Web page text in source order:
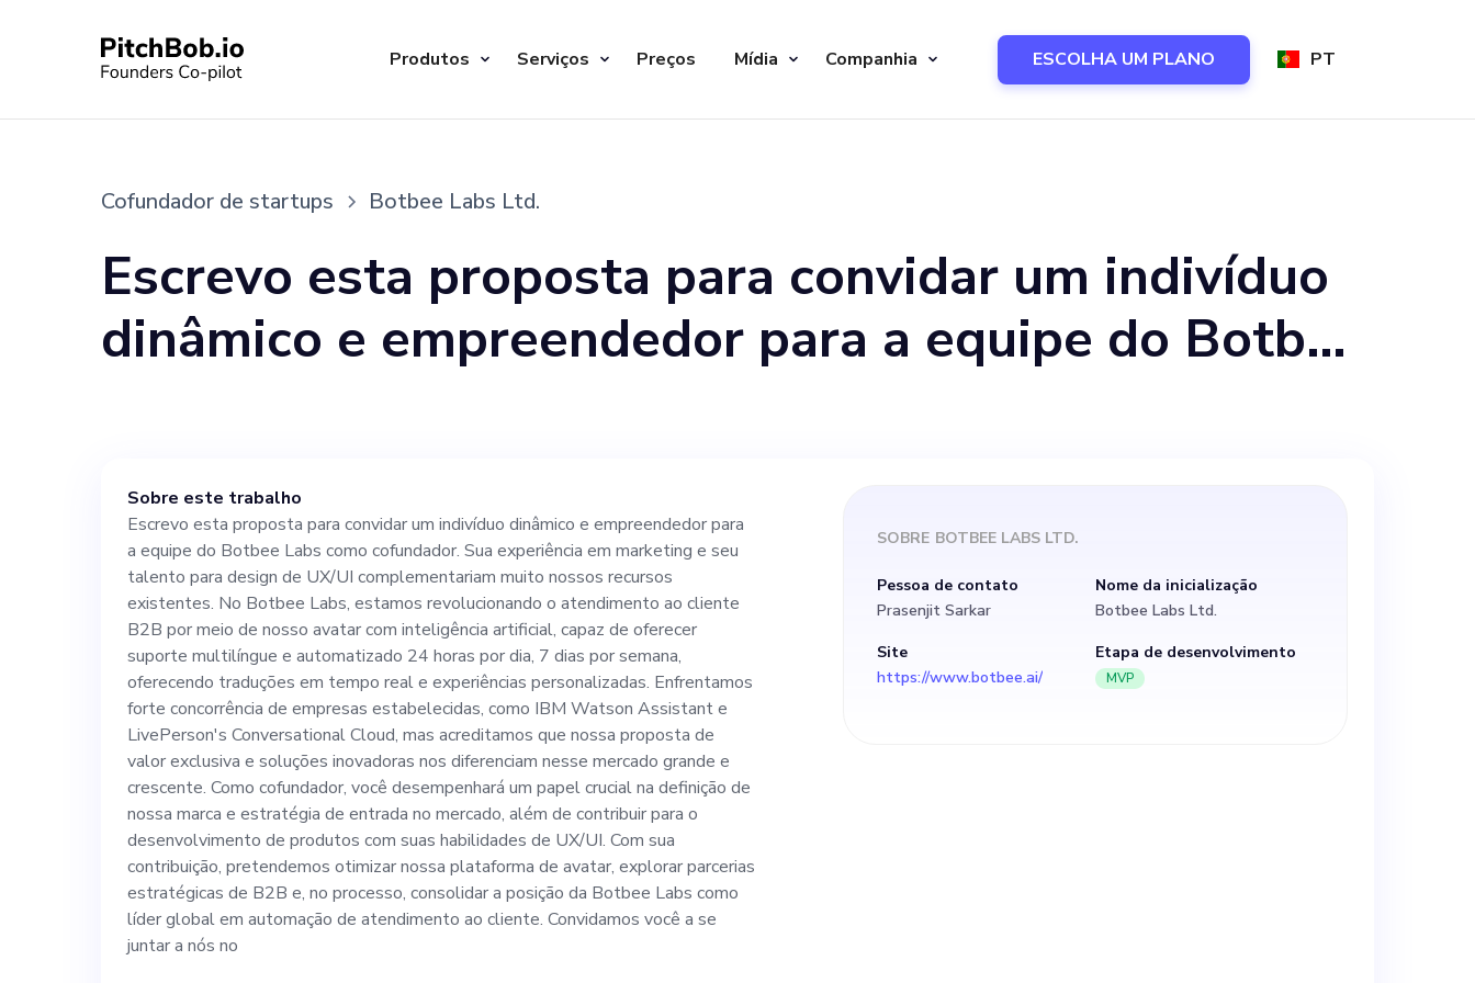
Produtos Serviços Preços Mídia Companhia ESCOLHA UM PLANO PT
Cofundador de startups Botbee Labs Ltd.
Escrevo esta proposta para convidar um indivíduo
dinâmico e empreendedor para a equipe do Botbee
complementariam muito nossos recursos
existentes. No Botbee Labs, estamos
revolucionando o atendimento ao cliente B2B por
meio de nosso avatar com inteligência artificial,
capaz de oferecer suporte multilíngue e
automatizado 24 horas por dia, 7 dias por semana,
oferecendo traduções em tempo real e
experiências personalizadas. Enfrentamos forte
Sobre este trabalho
Escrevo esta proposta para convidar um indivíduo dinâmico e empreendedor para
a equipe do Botbee Labs como cofundador. Sua experiência em marketing e seu
talento para design de UX/UI complementariam muito nossos recursos
existentes. No Botbee Labs, estamos revolucionando o atendimento ao cliente
B2B por meio de nosso avatar com inteligência artificial, capaz de oferecer
suporte multilíngue e automatizado 24 horas por dia, 7 dias por semana,
oferecendo traduções em tempo real e experiências personalizadas. Enfrentamos
forte concorrência de empresas estabelecidas, como IBM Watson Assistant e
LivePerson's Conversational Cloud, mas acreditamos que nossa proposta de
valor exclusiva e soluções inovadoras nos diferenciam nesse mercado grande e
crescente. Como cofundador, você desempenhará um papel crucial na definição de
nossa marca e estratégia de entrada no mercado, além de contribuir para o
desenvolvimento de produtos com suas habilidades de UX/UI. Com sua
contribuição, pretendemos otimizar nossa plataforma de avatar, explorar parcerias
estratégicas de B2B e, no processo, consolidar a posição da Botbee Labs como
líder global em automação de atendimento ao cliente. Convidamos você a se
juntar a nós no
SOBRE BOTBEE LABS LTD.
Pessoa de contato
Prasenjit Sarkar
Nome da inicialização
Botbee Labs Ltd.
Site
https://www.botbee.ai/
Etapa de desenvolvimento
MVP